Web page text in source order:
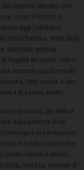
del rapporto alterato con
e con il ricorso a
oggi («idolatria,
carità fraterna, ferita dagli
discordia, gelosia,
fragilità del cuore, che ci
secondo questo modo
tutto passa, e uno
e di essere amato.
modo nuovo, più bello e
dalla potenza di un
coinvolge e ci cambia con
è il volto umano che
Spirito invece è amore,
mitezza, dominio di